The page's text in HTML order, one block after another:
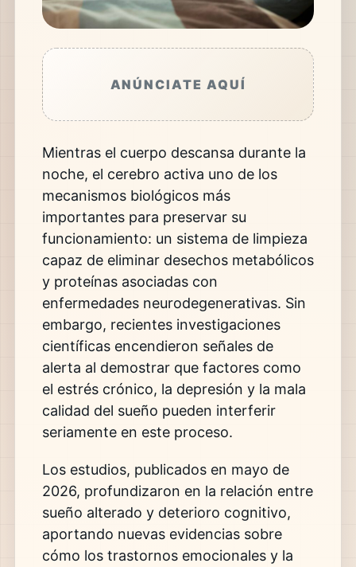
ANÚNCIATE AQUÍ
Mientras el cuerpo descansa durante la
noche, el cerebro activa uno de los
mecanismos biológicos más
importantes para preservar su
funcionamiento: un sistema de limpieza
capaz de eliminar desechos metabólicos
y proteínas asociadas con
enfermedades neurodegenerativas. Sin
embargo, recientes investigaciones
científicas encendieron señales de
alerta al demostrar que factores como
el estrés crónico, la depresión y la mala
calidad del sueño pueden interferir
seriamente en este proceso.
Los estudios, publicados en mayo de
2026, profundizaron en la relación entre
sueño alterado y deterioro cognitivo,
aportando nuevas evidencias sobre
cómo los trastornos emocionales y la